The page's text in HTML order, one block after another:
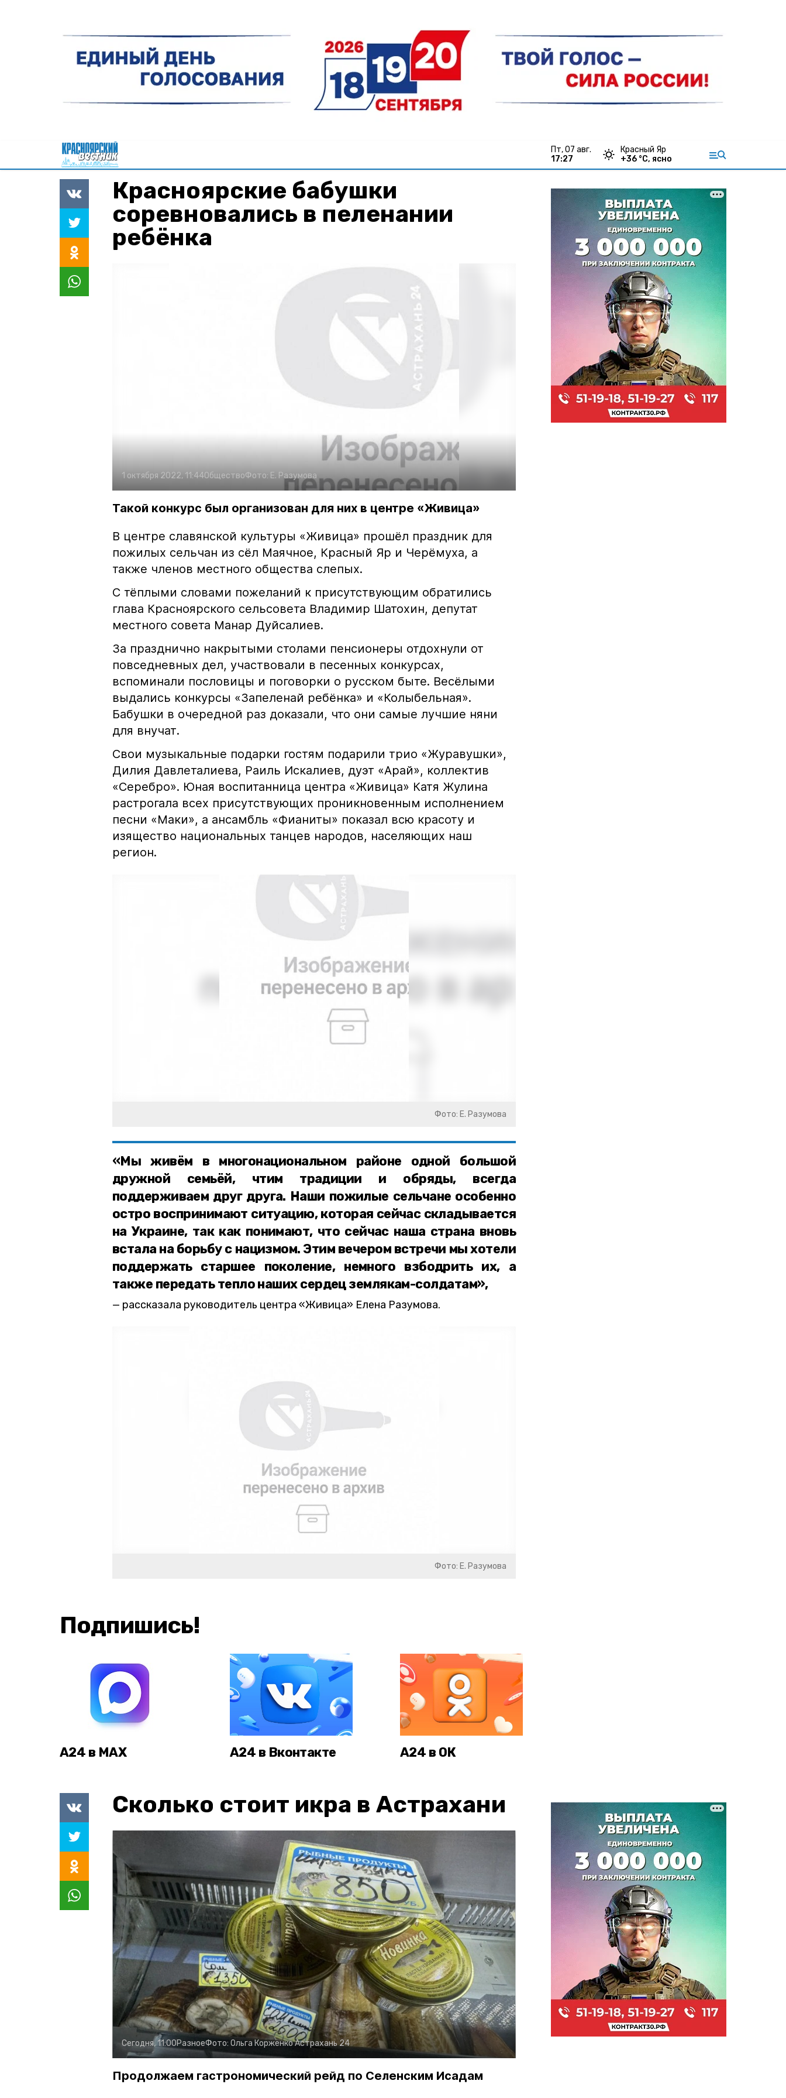
пт, 07 авг.
17:27
Красный Яр
+36 °С, ясно
Красноярские бабушки
соревновались в пеленании
ребёнка
1 октября 2022, 11:44ОбществоФото: Е. Разумова
Такой конкурс был организован для них в центре «Живица»
В центре славянской культуры «Живица» прошёл праздник для
пожилых сельчан из сёл Маячное, Красный Яр и Черёмуха, а
также членов местного общества слепых.
С тёплыми словами пожеланий к присутствующим обратились
глава Красноярского сельсовета Владимир Шатохин, депутат
местного совета Манар Дуйсалиев.
За празднично накрытыми столами пенсионеры отдохнули от
повседневных дел, участвовали в песенных конкурсах,
вспоминали пословицы и поговорки о русском быте. Весёлыми
выдались конкурсы «Запеленай ребёнка» и «Колыбельная».
Бабушки в очередной раз доказали, что они самые лучшие няни
для внучат.
Свои музыкальные подарки гостям подарили трио «Журавушки»,
Дилия Давлеталиева, Раиль Искалиев, дуэт «Арай», коллектив
«Серебро». Юная воспитанница центра «Живица» Катя Жулина
растрогала всех присутствующих проникновенным исполнением
песни «Маки», а ансамбль «Фианиты» показал всю красоту и
изящество национальных танцев народов, населяющих наш
регион.
Фото: Е. Разумова
«Мы живём в многонациональном районе одной большой
дружной семьёй, чтим традиции и обряды, всегда
поддерживаем друг друга. Наши пожилые сельчане особенно
остро воспринимают ситуацию, которая сейчас складывается
на Украине, так как понимают, что сейчас наша страна вновь
встала на борьбу с нацизмом. Этим вечером встречи мы хотели
поддержать старшее поколение, немного взбодрить их, а
также передать тепло наших сердец землякам-солдатам»,
рассказала руководитель центра «Живица» Елена Разумова.
Фото: Е. Разумова
Подпишись!
А24 в MAX А24 в Вконтакте А24 в ОК
Сколько стоит икра в Астрахани
Сегодня, 11:00РазноеФото: Ольга КорженкоАстрахань 24
Продолжаем гастрономический рейд по Селенским Исадам